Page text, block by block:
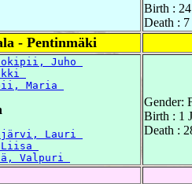
Birth :
Death :
- Pentinmäki
Juho
Maria
Lauri
Valpuri
Gender:
Birth : 1
Death :